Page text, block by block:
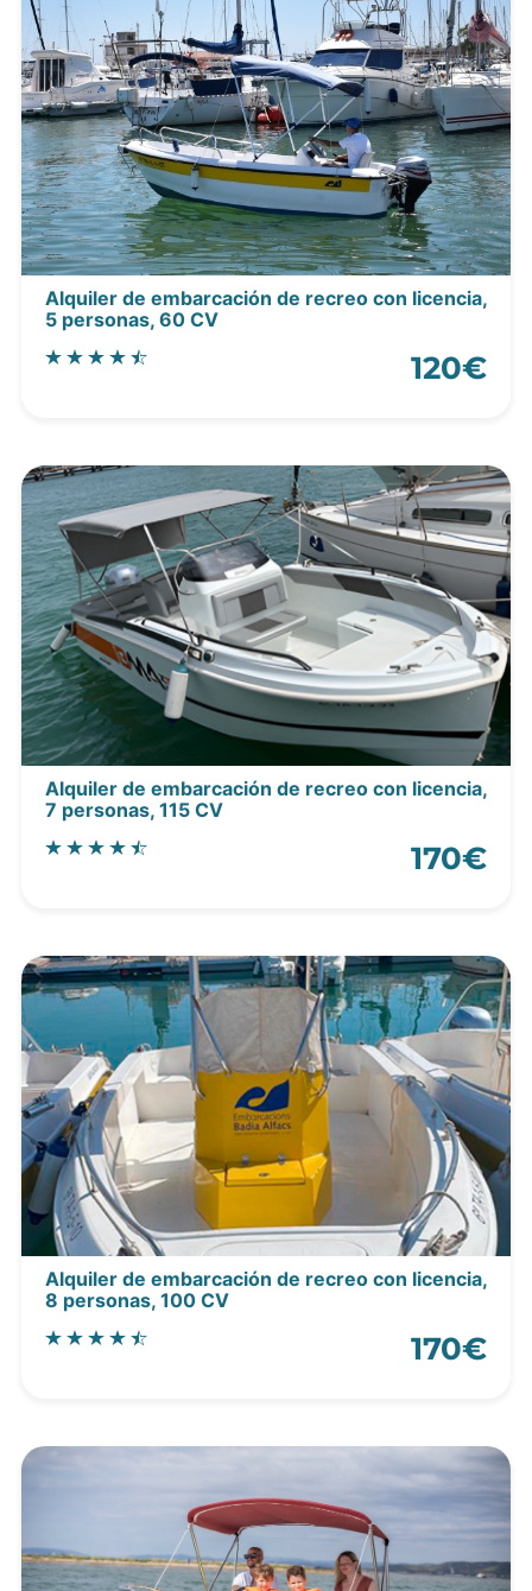
Alquiler de embarcación de recreo con licencia,
5 personas, 60 CV
120€
Alquiler de embarcación de recreo con licencia,
7 personas, 115 CV
170€
Alquiler de embarcación de recreo con licencia,
8 personas, 100 CV
170€